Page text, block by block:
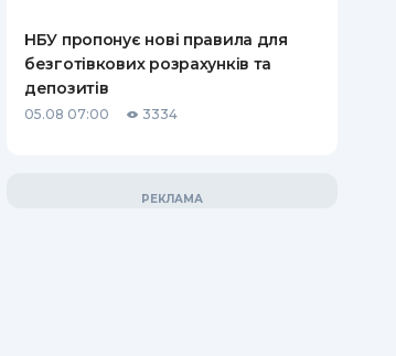
НБУ пропонує нові правила для
безготівкових розрахунків та
депозитів
05.08 07:00 3334